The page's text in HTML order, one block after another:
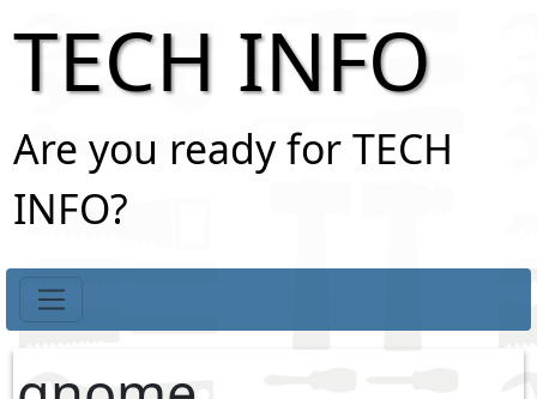
TECH INFO
Are you ready for TECH
INFO?